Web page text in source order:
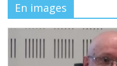
En images